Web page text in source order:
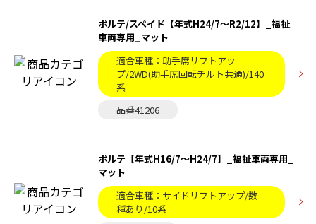
ポルテ/スペイド【年式H24/7～R2/12】_福祉
車両専用_マット
適合車種：助手席リフトアッ
プ/2WD(助手席回転チルト共通)/140
系
品番41206
ポルテ【年式H16/7〜H24/7】_福祉車両専用_
マット
適合車種：サイドリフトアップ/数
種あり/10系